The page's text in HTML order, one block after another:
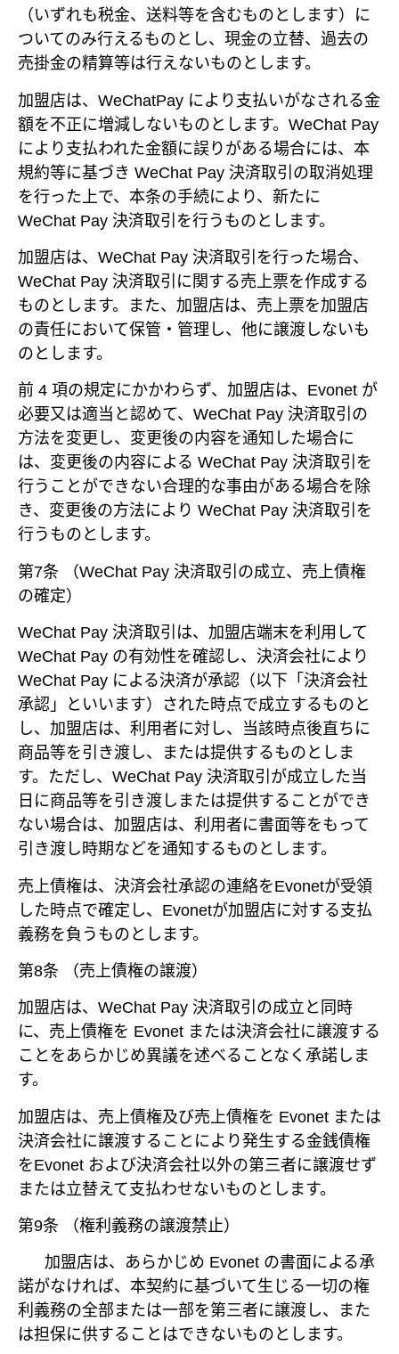
（いずれも税金、送料等を含むものとします）に
ついてのみ行えるものとし、現金の立替、過去の
売掛金の精算等は行えないものとします。
加盟店は、WeChatPay により支払いがなされる金
額を不正に増減しないものとします。WeChat Pay
により支払われた金額に誤りがある場合には、本
規約等に基づき WeChat Pay 決済取引の取消処理
を行った上で、本条の手続により、新たに
WeChat Pay 決済取引を行うものとします。
加盟店は、WeChat Pay 決済取引を行った場合、
WeChat Pay 決済取引に関する売上票を作成する
ものとします。また、加盟店は、売上票を加盟店
の責任において保管・管理し、他に譲渡しないも
のとします。
前 4 項の規定にかかわらず、加盟店は、Evonet が
必要又は適当と認めて、WeChat Pay 決済取引の
方法を変更し、変更後の内容を通知した場合に
は、変更後の内容による WeChat Pay 決済取引を
行うことができない合理的な事由がある場合を除
き、変更後の方法により WeChat Pay 決済取引を
行うものとします。
第7条 （WeChat Pay 決済取引の成立、売上債権
の確定）
WeChat Pay 決済取引は、加盟店端末を利用して
WeChat Pay の有効性を確認し、決済会社により
WeChat Pay による決済が承認（以下「決済会社
承認」といいます）された時点で成立するものと
し、加盟店は、利用者に対し、当該時点後直ちに
商品等を引き渡し、または提供するものとしま
す。ただし、WeChat Pay 決済取引が成立した当
日に商品等を引き渡しまたは提供することができ
ない場合は、加盟店は、利用者に書面等をもって
引き渡し時期などを通知するものとします。
売上債権は、決済会社承認の連絡をEvonetが受領
した時点で確定し、Evonetが加盟店に対する支払
義務を負うものとします。
第8条 （売上債権の譲渡）
加盟店は、WeChat Pay 決済取引の成立と同時
に、売上債権を Evonet または決済会社に譲渡する
ことをあらかじめ異議を述べることなく承諾しま
す。
加盟店は、売上債権及び売上債権を Evonet または
決済会社に譲渡することにより発生する金銭債権
をEvonet および決済会社以外の第三者に譲渡せず
または立替えて支払わせないものとします。
第9条 （権利義務の譲渡禁止）
加盟店は、あらかじめ Evonet の書面による承
諾がなければ、本契約に基づいて生じる一切の権
利義務の全部または一部を第三者に譲渡し、また
は担保に供することはできないものとします。